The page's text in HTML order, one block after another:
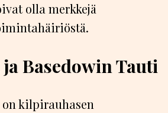
olla merkkejä
Basedowin Tauti
kilpirauhasen